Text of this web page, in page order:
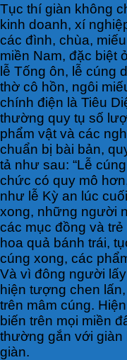
Tục thí giàn không
kinh doanh, xí
các đình, chùa,
miền Nam, đặc biệt
lễ Tống ôn, lễ cúng
thờ cô hồn, ngôi
chính điện là Tiêu
thường quy tụ số
phẩm vật và các
chuẩn bị bài bản,
tả như sau: “Lễ
chức có quy mô
như lễ Kỳ an lúc
xong, những người
các mục đồng và
hoa quả bánh trái,
cúng xong, các
Và vì đông người
hiện tượng chen
trên mâm cúng.
biến trên mọi miền
thường gắn với giàn
giàn.